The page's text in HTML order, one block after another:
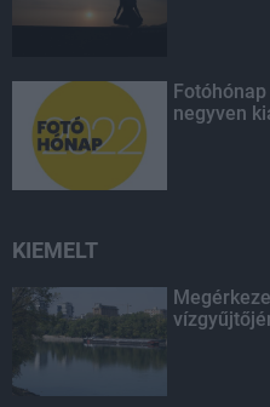
negyven
KIEMELT